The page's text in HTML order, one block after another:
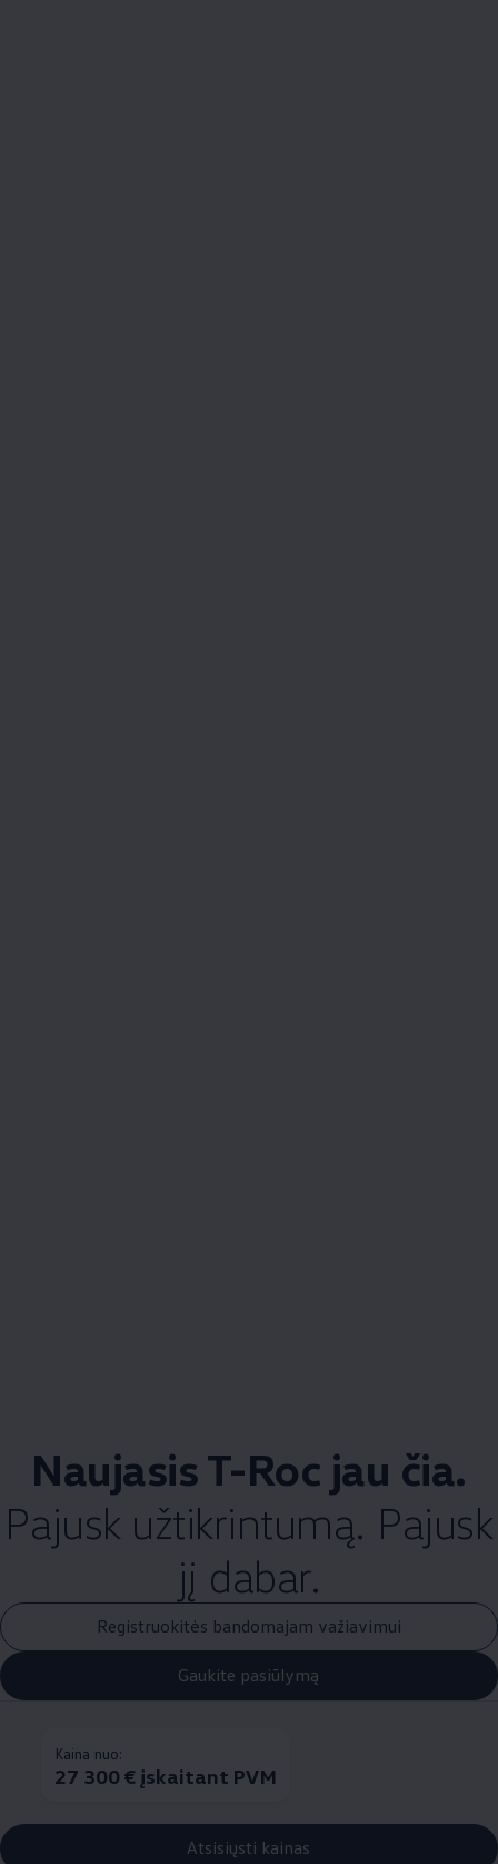
Naujasis T-Roc jau čia.
Pajusk užtikrintumą. Pajusk
jį dabar.
Registruokitės bandomajam važiavimui
Gaukite pasiūlymą
Kaina nuo:
27 300 € įskaitant PVM
Atsisiųsti kainas